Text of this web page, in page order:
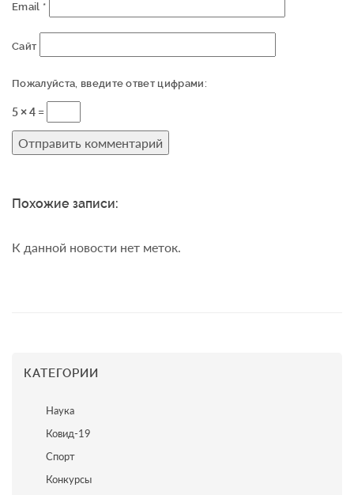
Email *
Сайт
Пожалуйста, введите ответ цифрами:
5 × 4 =
Похожие записи:
К данной новости нет меток.
КАТЕГОРИИ
Наука
Ковид-19
Спорт
Конкурсы